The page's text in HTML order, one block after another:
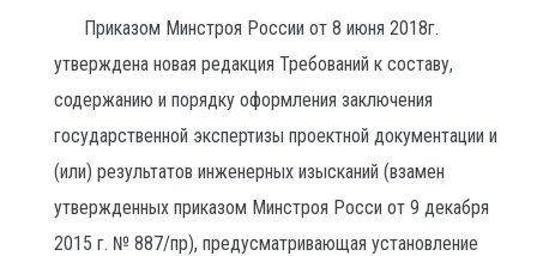
Приказом Минстроя России от 8 июня 2018г.
утверждена новая редакция Требований к составу,
содержанию и порядку оформления заключения
государственной экспертизы проектной документации и
(или) результатов инженерных изысканий (взамен
утвержденных приказом Минстроя Росси от 9 декабря
2015 г. № 887/пр), предусматривающая установление